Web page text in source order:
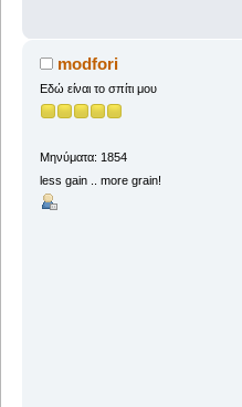
modfori
Εδώ είναι το σπίτι μου
Μηνύματα: 1854
less gain .. more grain!